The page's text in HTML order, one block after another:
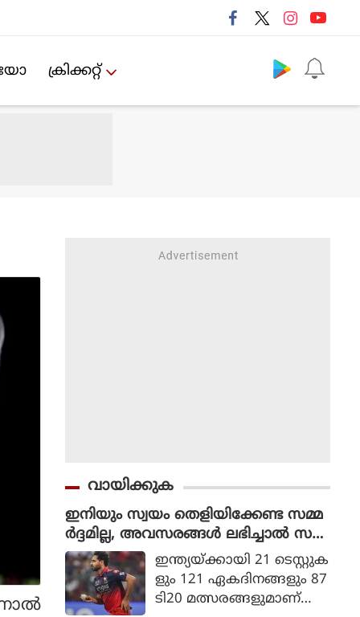
ക്രിക്കറ്റ്‌
വായിക്കുക
ഇനിയും സ്വയം തെളിയിക്കേണ്ട സമ്മ
ർദ്ദമില്ല, അവസരങ്ങൾ ലഭിച്ചാൽ സ
ന്തോഷം അത്രമാത്രം : ഭുവനേശ്വർ
കുമാർ
ഇന്ത്യയ്ക്കായി 21 ടെസ്റ്റുക
ളും 121 ഏകദിനങ്ങളും 87
ടി20 മത്സരങ്ങളുമാണ്